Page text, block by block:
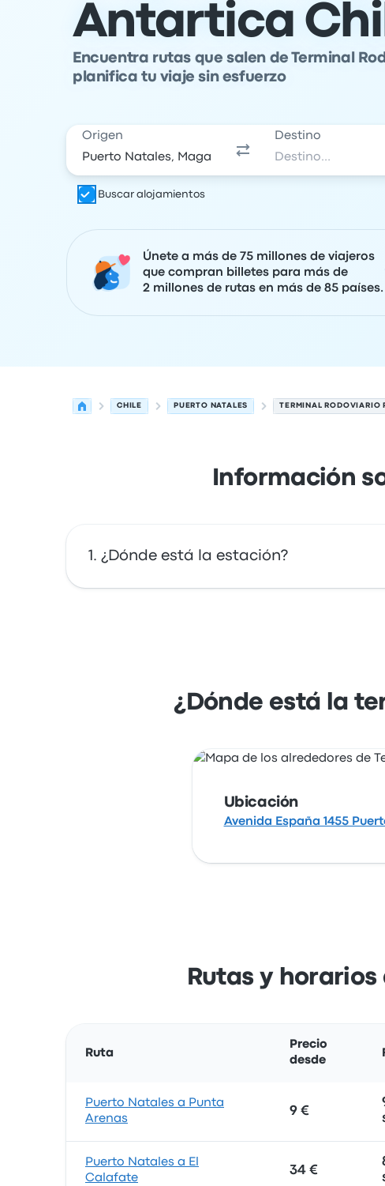
Antartica
Encuentra rutas que salen de Terminal
planifica tu viaje sin esfuerzo
Origen Destino
Buscar alojamientos
Únete a más de 75 millones de viajeros
que compran billetes para más de
2 millones de rutas en más de 85 países.
CHILE PUERTO NATALES TERMINAL RODOVIARIO
Información
¿Dónde está la estación?
¿Dónde está la
Ubicación
Avenida España 1455
Rutas y
Ruta
Precio
desde
Puerto Natales a Punta
Arenas
9 €
Puerto Natales a El
Calafate
34 €